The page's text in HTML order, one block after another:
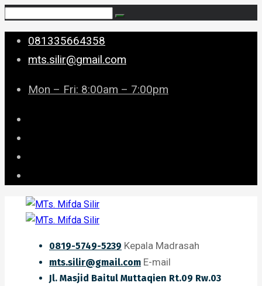
081335664358
mts.silir@gmail.com
Mon – Fri: 8:00am – 7:00pm
0819-5749-5239 Kepala Madrasah
mts.silir@gmail.com E-mail
Jl. Masjid Baitul Muttaqien Rt.09 Rw.03